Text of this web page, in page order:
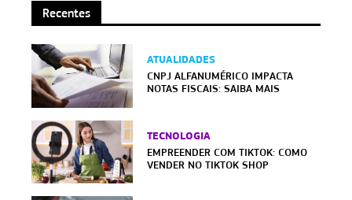
Recentes
ATUALIDADES
CNPJ ALFANUMÉRICO IMPACTA
NOTAS FISCAIS: SAIBA MAIS
TECNOLOGIA
EMPREENDER COM TIKTOK: COMO
VENDER NO TIKTOK SHOP